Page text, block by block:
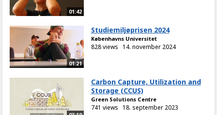
01:42
01:21
Studiemiljøprisen 2024
Københavns Universitet
828 views 14. november 2024
Carbon Capture, Utilization and
Storage (CCUS)
Green Solutions Centre
741 views 18. september 2023